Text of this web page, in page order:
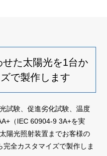
た太陽光を1台か
で製作します
試験、促進劣化試験、温度
（IEC 60904-9 3A+を実
陽光照射装置までお客様の
全カスタマイズで製作しま